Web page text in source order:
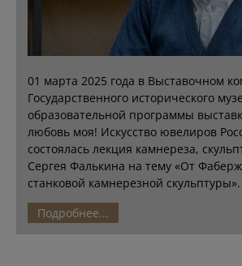
01 марта 2025 года в Выставочном
Государственного исторического
образовательной программы
любовь моя! Искусство ювелиров
состоялась лекция камнереза,
Сергея Фалькина на тему «От
станковой камнерезной скульптуры».
Подробнее...